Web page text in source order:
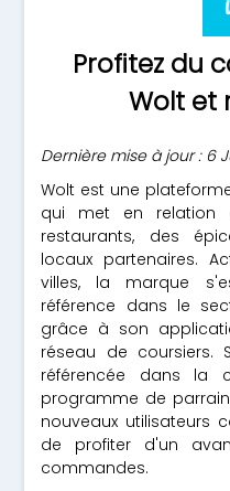
Profitez du
Wolt et
Dernière mise à jour : 6
Wolt est une
qui met en relation
restaurants, des
locaux partenaires.
villes, la marque
référence dans le
grâce à son
réseau de coursiers.
référencée dans la
programme de
nouveaux utilisateurs
de profiter d'un
commandes.